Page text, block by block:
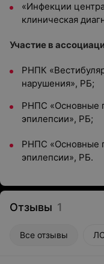
«Инфекции
клиническая
Участие в
РНПК
нарушения», РБ;
РНПС «Основные
эпилепсии», РБ;
РНПС «Основные
эпилепсии», РБ.
Отзывы 1
Все отзывы